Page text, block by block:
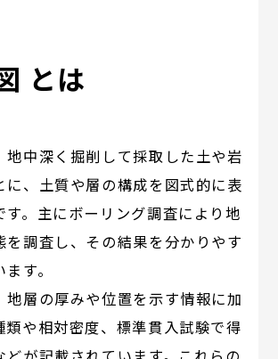
とは
地中深く掘削して採取した土や岩
に、土質や層の構成を図式的に表
す。主にボーリング調査により地
を調査し、その結果を分かりやす
す。
地層の厚みや位置を示す情報に加
類や相対密度、標準貫入試験で得